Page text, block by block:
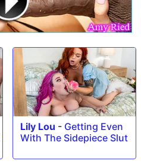
Lily Lou - Getting Even
With The Sidepiece Slut